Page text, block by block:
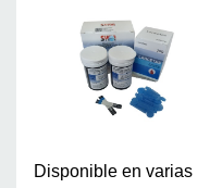
Disponible en varias